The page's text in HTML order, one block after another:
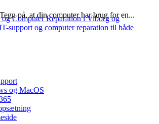
Tegn på, at din computer har brug for en...
Computer Reparation i Viborg og
support og computer reparation til både
og MacOS